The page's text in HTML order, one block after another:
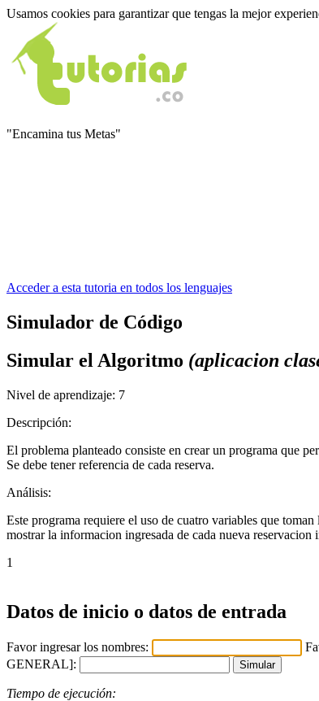
Usamos cookies para garantizar que tengas la mejor
"Encamina tus Metas"
Acceder a esta tutoria en todos los lenguajes
Simulador de Código
Simular el Algoritmo (aplicacion
Nivel de aprendizaje: 7
Descripción:
El problema planteado consiste en crear un programa que
Se debe tener referencia de cada reserva.
Análisis:
Este programa requiere el uso de cuatro variables que
mostrar la informacion ingresada de cada nueva
1
Datos de inicio o datos de entrada
Favor ingresar los nombres:
GENERAL]:
Tiempo de ejecución: